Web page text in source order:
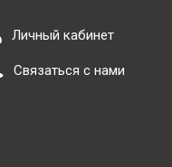
Личный кабинет
Связаться с нами